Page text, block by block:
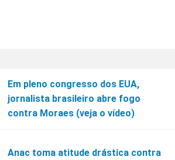
Em pleno congresso dos EUA,
jornalista brasileiro abre fogo
contra Moraes (veja o vídeo)
Anac toma atitude drástica contra